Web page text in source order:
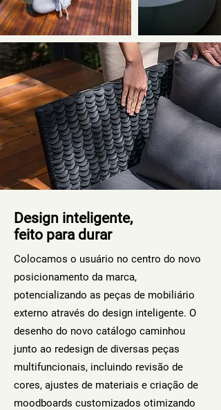
Design inteligente,
feito para durar
Colocamos o usuário no centro do novo
posicionamento da marca,
potencializando as peças de mobiliário
externo através do design inteligente. O
desenho do novo catálogo caminhou
junto ao redesign de diversas peças
multifuncionais, incluindo revisão de
cores, ajustes de materiais e criação de
moodboards customizados otimizando